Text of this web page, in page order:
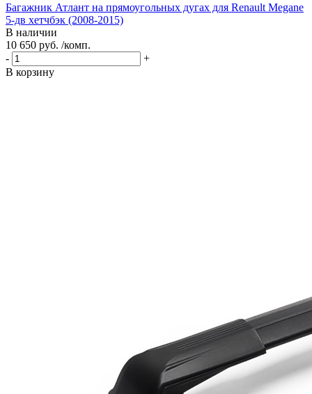
Багажник Атлант на прямоугольных дугах для Renault Megane
5-дв хетчбэк (2008-2015)
В наличии
10 650 руб. /комп.
-
+
В корзину